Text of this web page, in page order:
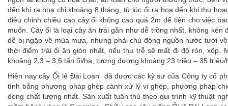
đến khi ra hoa chỉ khoảng 8 tháng, từ lúc ổi ra hoa đến khi thu
điều chỉnh chiều cao cây ổi không cao quá 2m để tiện cho việc
muốn. Cây ổi là loại cây ăn trái gần như dễ trồng nhất, không
dễ bị ngập về mùa mưa, nhưng phải chủ động nguồn nước tưới
thời điểm trái ổi ăn giòn nhất, nếu thu trễ sẽ mất đi độ ròn, xốp.
khoảng 2,3 – 3,5 tấn ổi/ha, tương đương khoảng 23 triệu – 35 triệu/
Hiện nay cây Ổi lê Đài Loan đã được các kỹ sư của Công ty cổ
tính bằng phương pháp ghép cành xử lý vi ghép, phương pháp
dòng chất lượng nhất. Sản xuất tuân thủ theo qui trình kỹ thuật